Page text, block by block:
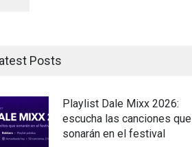
Posts
Playlist Dale Mixx 2026:
escucha las canciones que
sonarán en el festival